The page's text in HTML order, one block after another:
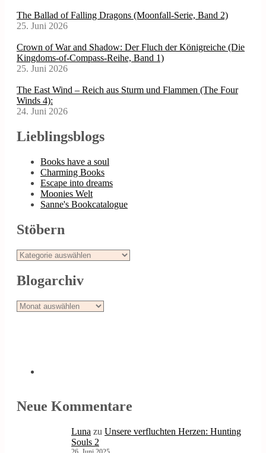
The Ballad of Falling Dragons (Moonfall-Serie, Band 2)
25. Juni 2026
Crown of War and Shadow: Der Fluch der Königreiche (Die
Kingdoms-of-Compass-Reihe, Band 1)
25. Juni 2026
The East Wind – Reich aus Sturm und Flammen (The Four
Winds 4):
24. Juni 2026
Lieblingsblogs
Books have a soul
Charming Books
Escape into dreams
Moonies Welt
Sanne's Bookcatalogue
Stöbern
Stöbern
Blogarchiv
Blogarchiv
Neue Kommentare
Luna zu Unsere verfluchten Herzen: Hunting
Souls 2